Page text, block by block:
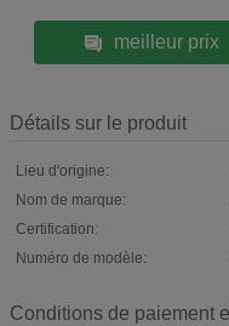
meilleur prix
Détails sur le produit
Lieu d'origine:
Nom de marque:
Certification:
Numéro de modèle:
Conditions de paiement